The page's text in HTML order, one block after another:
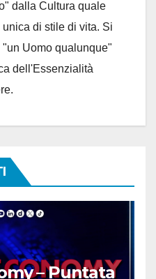
dalla Cultura quale
unica di stile di vita. Si
Uomo qualunque"
dell'Essenzialità
– Puntata